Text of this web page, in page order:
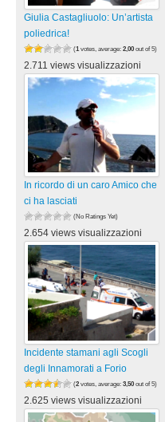
Giulia Castagliuolo: Un’artista
poliedrica!
(1 votes, average: 2,00 out of 5)
2.711 views visualizzazioni
In ricordo di un caro Amico che
ci ha lasciati
(No Ratings Yet)
2.654 views visualizzazioni
Incidente stamani agli Scogli
degli Innamorati a Forio
(2 votes, average: 3,50 out of 5)
2.625 views visualizzazioni